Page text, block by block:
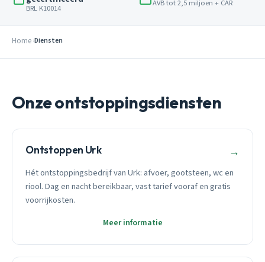
BRL K10014 AVB tot 2,5 miljoen + CAR
Home Diensten
Onze ontstoppingsdiensten
Ontstoppen Urk →
Hét ontstoppingsbedrijf van Urk: afvoer, gootsteen, wc en
riool. Dag en nacht bereikbaar, vast tarief vooraf en gratis
voorrijkosten.
Meer informatie